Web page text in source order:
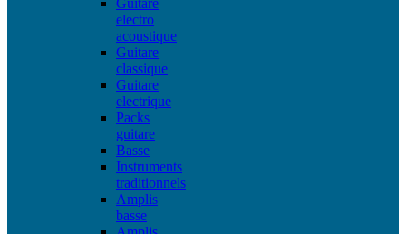
electro
acoustique
Guitare
classique
Guitare
electrique
Packs
guitare
Basse
Instruments
traditionnels
Amplis
basse